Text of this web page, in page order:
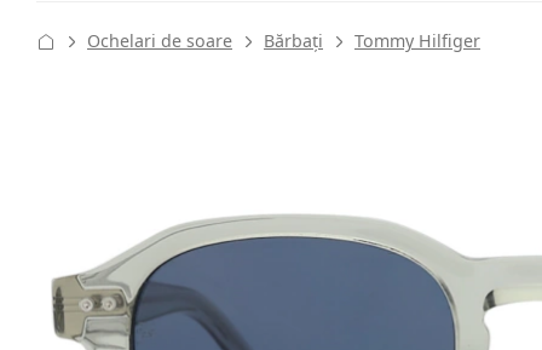
Ochelari de soare Bărbați Tommy Hilfiger
Lățimea ramei